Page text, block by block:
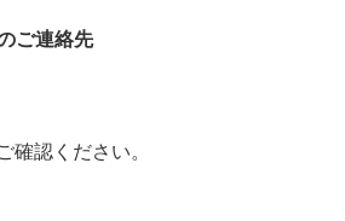
ご連絡先
確認ください。